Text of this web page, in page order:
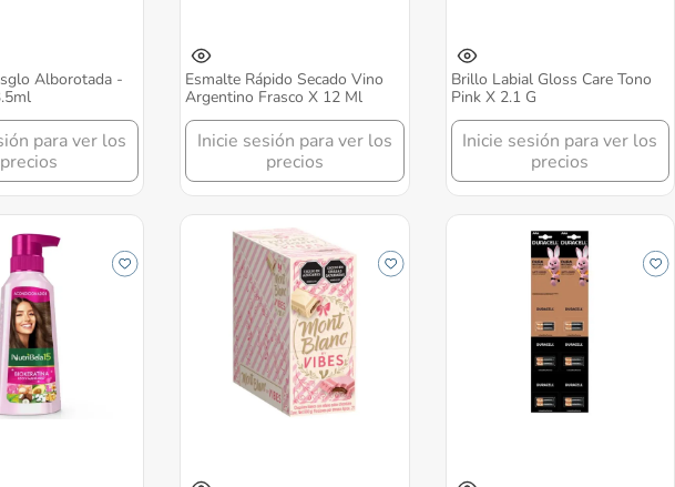
Alborotada -
para ver los
precios
Esmalte Rápido Secado Vino
Argentino Frasco X 12 Ml
Inicie sesión para ver los
precios
Brillo Labial Gloss Care Tono
Pink X 2.1 G
Inicie sesión para ver los
precios